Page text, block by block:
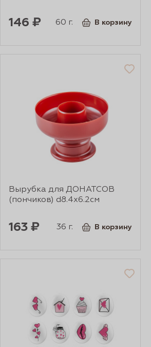
146 ₽ 60 г. В корзину
Вырубка для ДОНАТСОВ
(пончиков) d8.4х6.2см
163 ₽ 36 г. В корзину